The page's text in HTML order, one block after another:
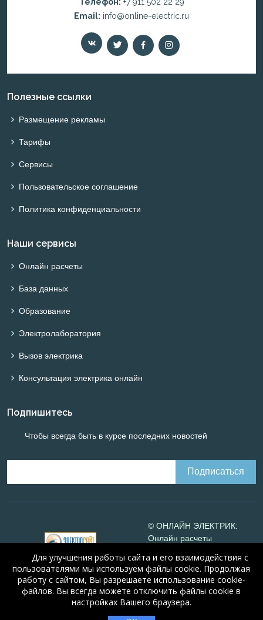
Email: info@online-electric.ru
Полезные ссылки
Размещение рекламы
Тарифы
Сервисы
Пользовательское соглашение
Политика конфиденциальности
Наши сервисы
Онлайн расчеты
База данных
Образование
Электролаборатория
Вызов электрика
Консультация электрика онлайн
Подпишитесь
Чтобы всегда быть в курсе последних новостей
© ОНЛАЙН ЭЛЕКТРИК:
Онлайн расчеты
Online-electric.ru, 2008-
2026
© А.Н. Алюнов, 2008-2026
Свидетельство №16066
Для улучшения работы сайта и его взаимодействия с
пользователями мы используем файлы cookie. Продолжая
работу с сайтом, Вы разрешаете использование cookie-
файлов. Вы всегда можете отключить файлы cookie в
настройках Вашего браузера.